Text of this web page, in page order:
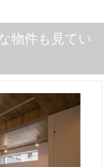
物件も見てい